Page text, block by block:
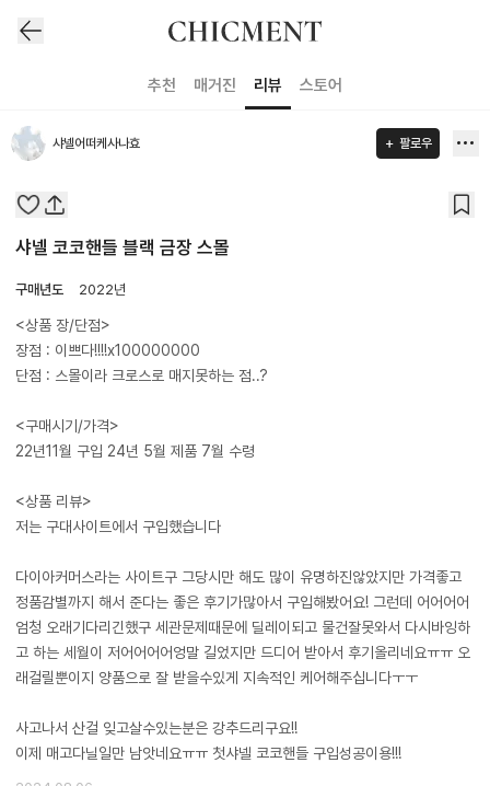
추천 매거진 리뷰 스토어
샤넬어떠케사나효 팔로우
샤넬 코코핸들 블랙 금장 스몰
구매년도 2022년
<상품 장/단점>
장점 : 이쁘다!!!!x100000000
단점 : 스몰이라 크로스로 매지못하는 점..?
<구매시기/가격>
22년11월 구입 24년 5월 제품 7월 수령
<상품 리뷰>
저는 구대사이트에서 구입했습니다
다이아커머스라는 사이트구 그당시만 해도 많이 유명하진않았지만 가격좋고
정품감별까지 해서 준다는 좋은 후기가많아서 구입해봤어요! 그런데 어어어어
엄청 오래기다리긴했구 세관문제때문에 딜레이되고 물건잘못와서 다시바잉하
고 하는 세월이 저어어어어엉말 길었지만 드디어 받아서 후기올리네요ㅠㅠ 오
래걸릴뿐이지 양품으로 잘 받을수있게 지속적인 케어해주십니다ㅜㅜ
사고나서 산걸 잊고살수있는분은 강추드리구요!!
이제 매고다닐일만 남앗네요ㅠㅠ 첫샤넬 코코핸들 구입성공이용!!!